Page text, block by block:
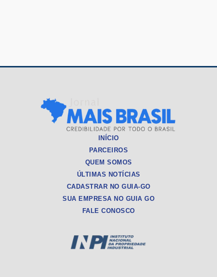
INÍCIO
PARCEIROS
QUEM SOMOS
ÚLTIMAS NOTÍCIAS
CADASTRAR NO GUIA-GO
SUA EMPRESA NO GUIA GO
FALE CONOSCO